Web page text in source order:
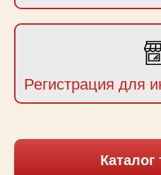
Регистрация для
Каталог